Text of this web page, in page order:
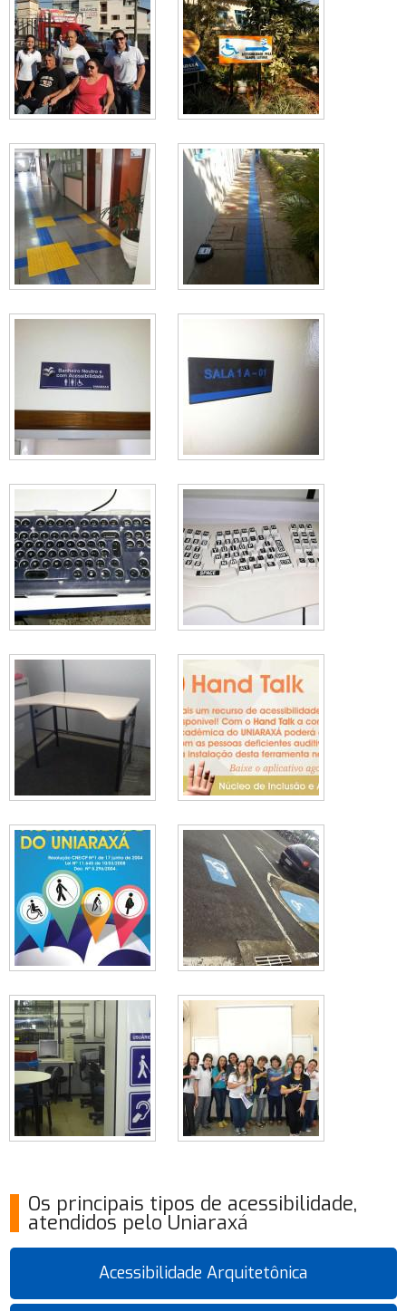
Os principais tipos de acessibilidade,
atendidos pelo Uniaraxá
Acessibilidade Arquitetônica